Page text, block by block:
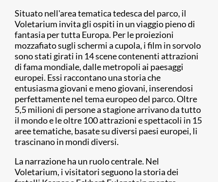
Situato nell'area tematica tedesca del parco, il
Voletarium invita gli ospiti in un viaggio pieno di
fantasia per tutta Europa. Per le proiezioni
mozzafiato sugli schermi a cupola, i film in sorvolo
sono stati girati in 14 scene contenenti attrazioni
di fama mondiale, dalle metropoli ai paesaggi
europei. Essi raccontano una storia che
entusiasma giovani e meno giovani, inserendosi
perfettamente nel tema europeo del parco. Oltre
5,5 milioni di persone a stagione arrivano da tutto
il mondo e le oltre 100 attrazioni e spettacoli in 15
aree tematiche, basate su diversi paesi europei, li
trascinano in mondi diversi.
La narrazione ha un ruolo centrale. Nel
Voletarium, i visitatori seguono la storia dei